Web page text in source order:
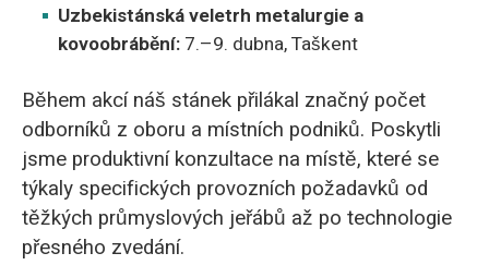
Uzbekistánská veletrh metalurgie a
kovoobrábění: 7.–9. dubna, Taškent
Během akcí náš stánek přilákal značný počet
odborníků z oboru a místních podniků. Poskytli
jsme produktivní konzultace na místě, které se
týkaly specifických provozních požadavků od
těžkých průmyslových jeřábů až po technologie
přesného zvedání.